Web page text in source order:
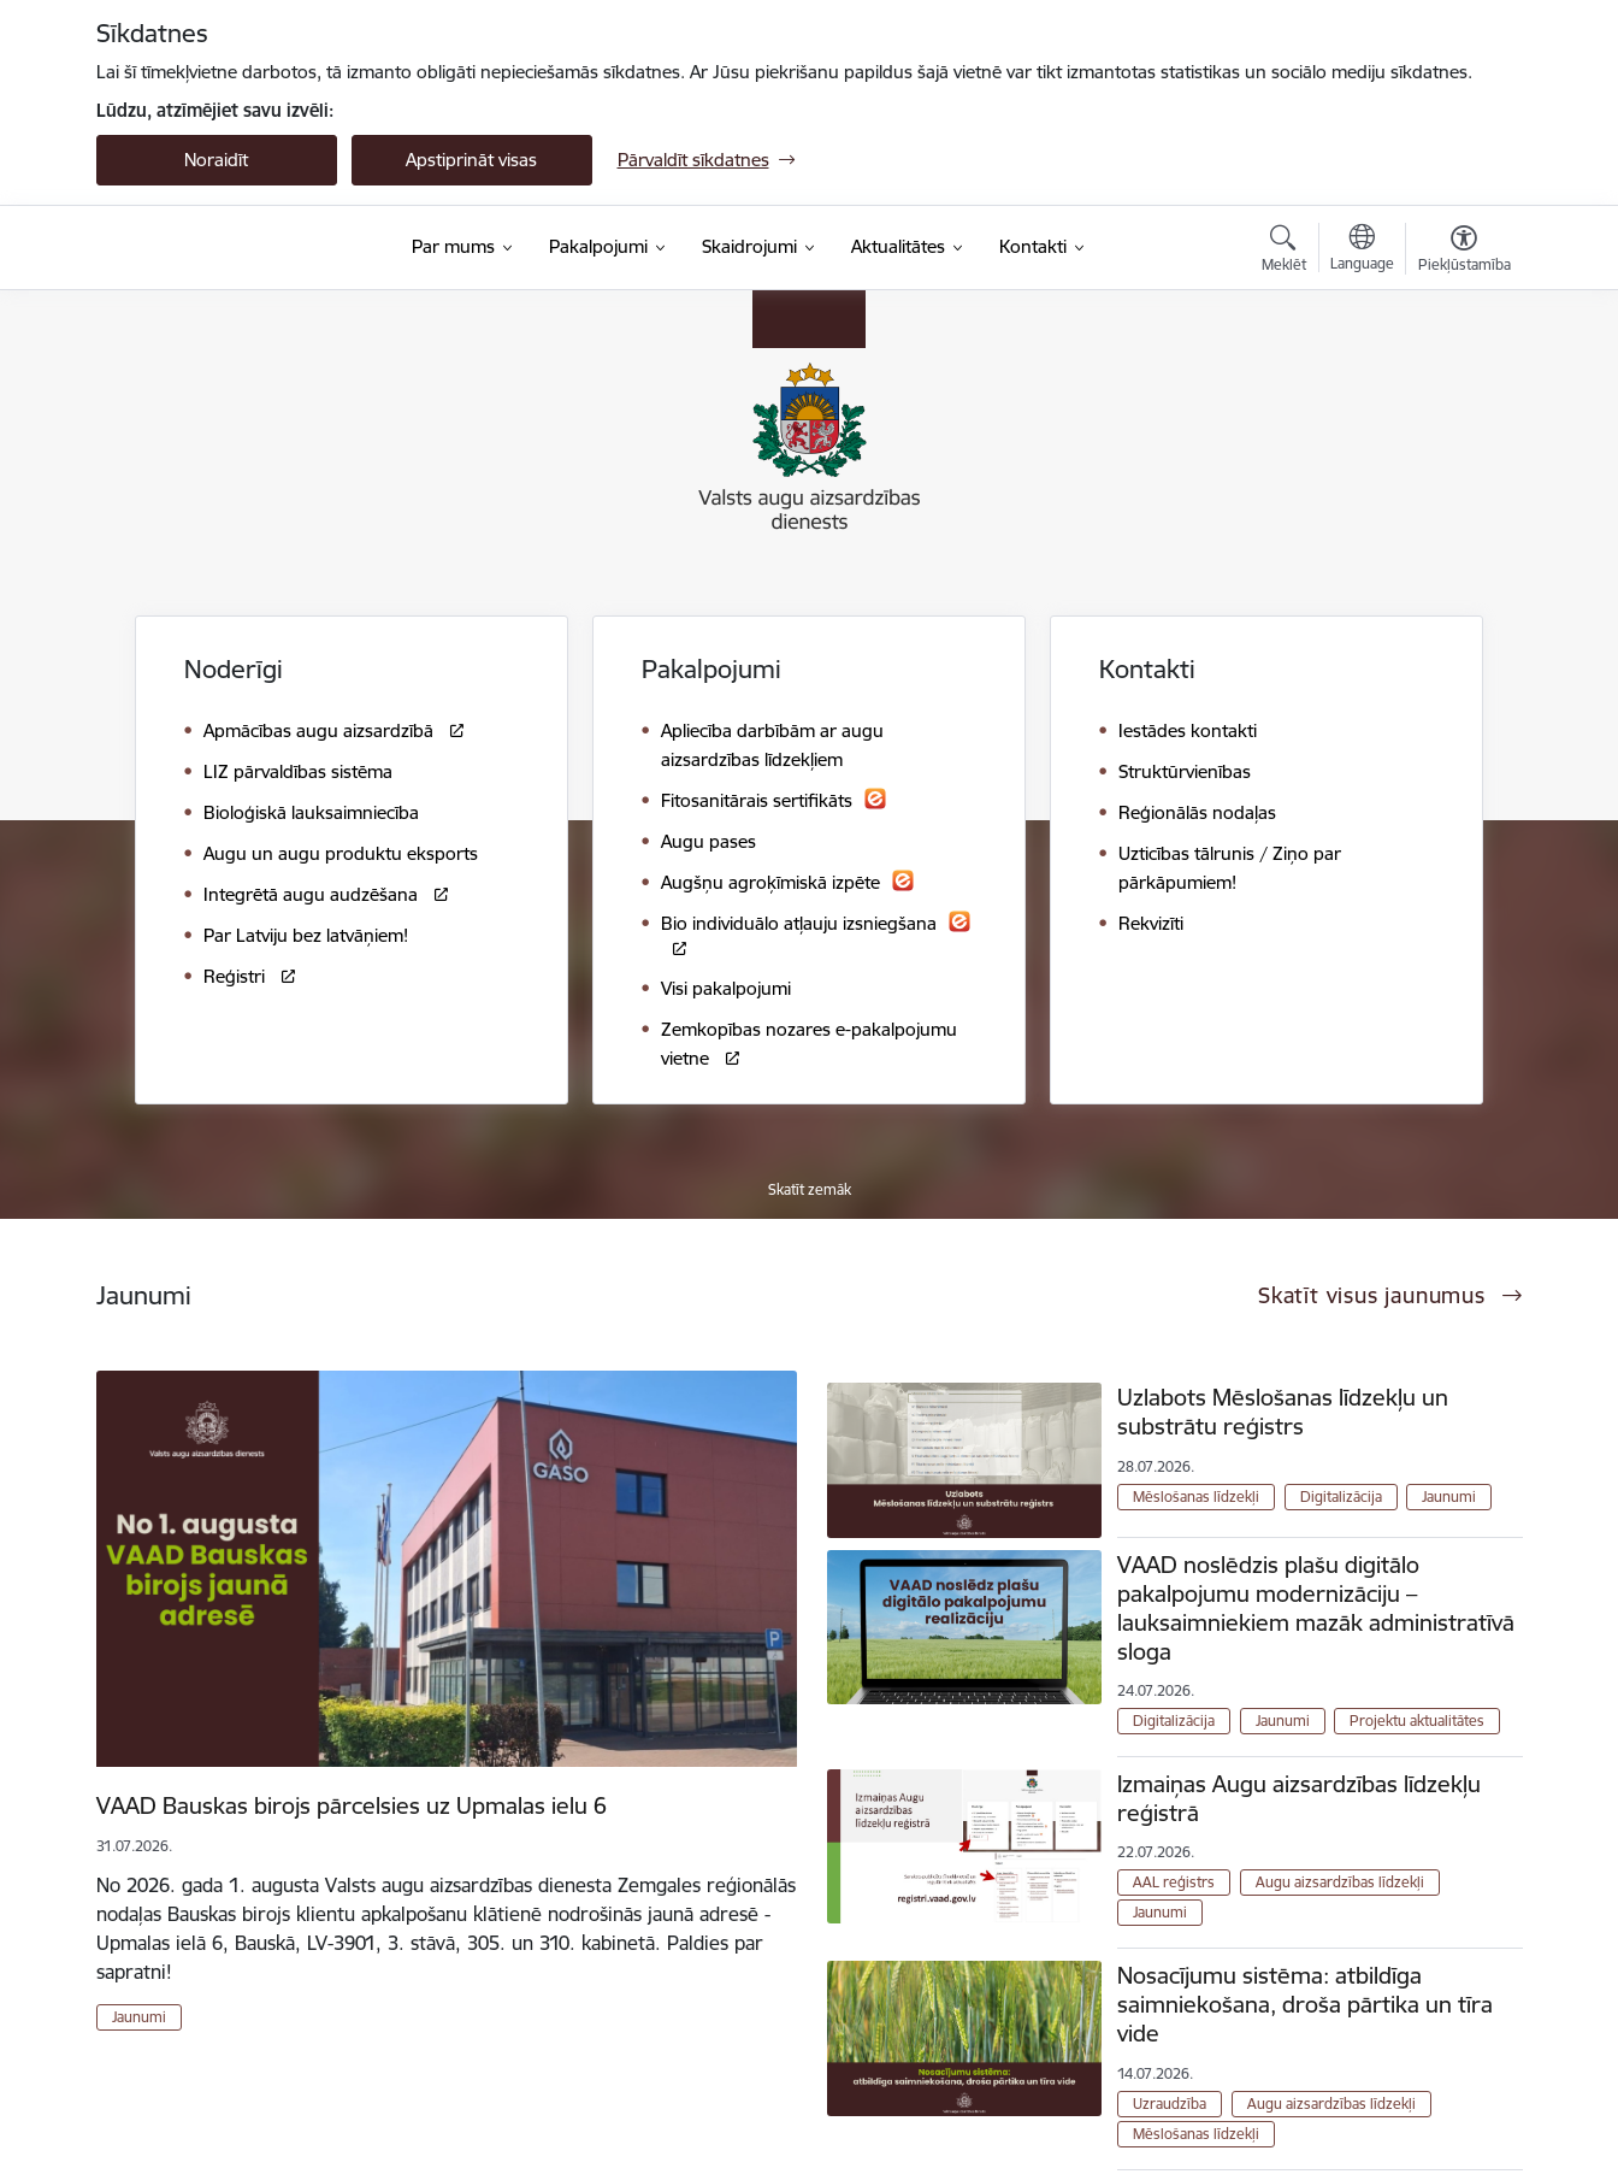
Sīkdatnes
Lai šī tīmekļvietne darbotos, tā izmanto obligāti nepieciešamās sīkdatnes. Ar Jūsu piekrišanu papildus šajā vietnē var tikt izmantotas statistikas un sociālo mediju sīkdatnes.
Lūdzu, atzīmējiet savu izvēli:
Noraidīt Apstiprināt visas Pārvaldīt sīkdatnes
Par mums Pakalpojumi Skaidrojumi Aktualitātes Kontakti
Meklēt Language Piekļūstamība
Noderīgi
Apmācības augu aizsardzībā
LIZ pārvaldības sistēma
Bioloģiskā lauksaimniecība
Augu un augu produktu eksports
Integrētā augu audzēšana
Par Latviju bez latvāņiem!
Reģistri
Pakalpojumi
Apliecība darbībām ar augu
aizsardzības līdzekļiem
Fitosanitārais sertifikāts
Augu pases
Augšņu agroķīmiskā izpēte
Bio individuālo atļauju izsniegšana
Visi pakalpojumi
Zemkopības nozares e-pakalpojumu
vietne
Kontakti
Iestādes kontakti
Struktūrvienības
Reģionālās nodaļas
Uzticības tālrunis / Ziņo par
pārkāpumiem!
Rekvizīti
Skatīt zemāk
Jaunumi Skatīt visus jaunumus
VAAD Bauskas birojs pārcelsies uz Upmalas ielu 6
31.07.2026.
No 2026. gada 1. augusta Valsts augu aizsardzības dienesta Zemgales reģionālās
nodaļas Bauskas birojs klientu apkalpošanu klātienē nodrošinās jaunā adresē -
Upmalas ielā 6, Bauskā, LV-3901, 3. stāvā, 305. un 310. kabinetā. Paldies par
sapratni!
Jaunumi
Uzlabots Mēslošanas līdzekļu un
substrātu reģistrs
28.07.2026.
Mēslošanas līdzekļi
Digitalizācija Jaunumi
VAAD noslēdzis plašu digitālo
pakalpojumu modernizāciju –
lauksaimniekiem mazāk administratīvā
sloga
24.07.2026.
Digitalizācija
Jaunumi Projektu aktualitātes
Izmaiņas Augu aizsardzības līdzekļu
reģistrā
22.07.2026.
AAL reģistrs
Augu aizsardzības līdzekļi
Jaunumi
Nosacījumu sistēma: atbildīga
saimniekošana, droša pārtika un tīra
vide
14.07.2026.
Uzraudzība
Augu aizsardzības līdzekļi
Mēslošanas līdzekļi